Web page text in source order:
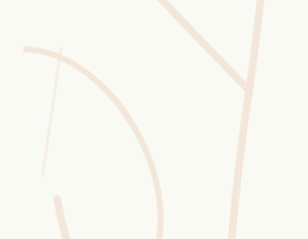
Challenges
Wusstest du?
Sammlungen